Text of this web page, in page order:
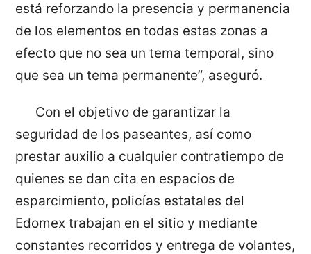
está reforzando la presencia y permanencia
de los elementos en todas estas zonas a
efecto que no sea un tema temporal, sino
que sea un tema permanente”, aseguró.
Con el objetivo de garantizar la
seguridad de los paseantes, así como
prestar auxilio a cualquier contratiempo de
quienes se dan cita en espacios de
esparcimiento, policías estatales del
Edomex trabajan en el sitio y mediante
constantes recorridos y entrega de volantes,